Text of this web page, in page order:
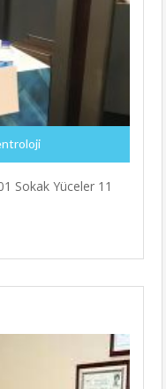
Sokak Yüceler 11